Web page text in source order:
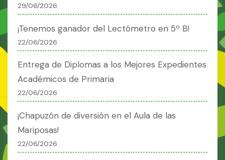
29/06/2026
¡Tenemos ganador del Lectómetro en 5º B!
22/06/2026
Entrega de Diplomas a los Mejores Expedientes
Académicos de Primaria
22/06/2026
¡Chapuzón de diversión en el Aula de las
Mariposas!
22/06/2026